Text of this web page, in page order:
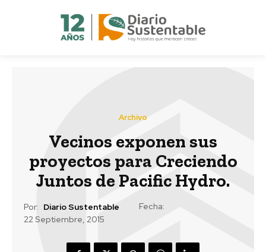
Archivo
Vecinos exponen sus
proyectos para Creciendo
Juntos de Pacific Hydro.
Por: Diario Sustentable
Fecha:
22 Septiembre, 2015